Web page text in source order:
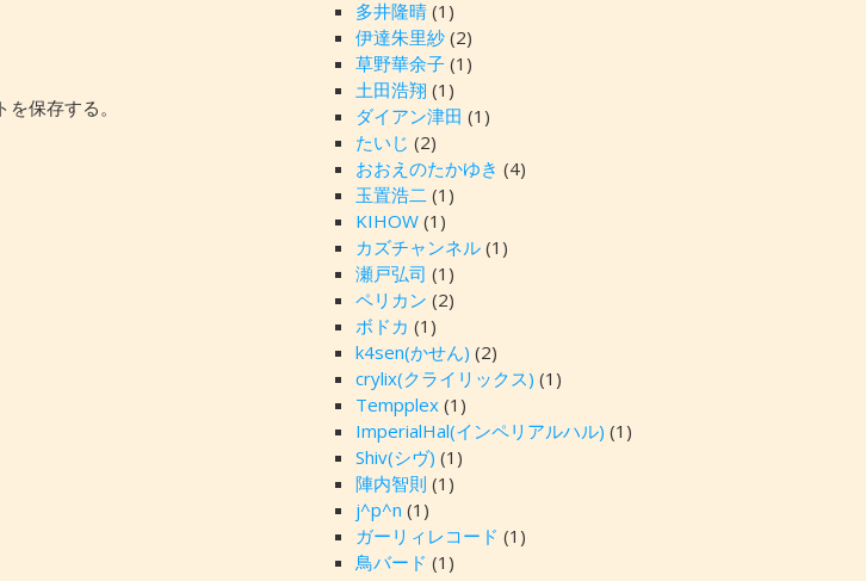
保存する。
多井隆晴 (1)
伊達朱里紗 (2)
草野華余子 (1)
土田浩翔 (1)
ダイアン津田 (1)
たいじ (2)
おおえのたかゆき (4)
玉置浩二 (1)
KIHOW (1)
カズチャンネル (1)
瀬戸弘司 (1)
ペリカン (2)
ボドカ (1)
k4sen(かせん) (2)
crylix(クライリックス) (1)
Tempplex (1)
ImperialHal(インペリアルハル) (1)
Shiv(シヴ) (1)
陣内智則 (1)
j^p^n (1)
ガーリィレコード (1)
鳥バード (1)